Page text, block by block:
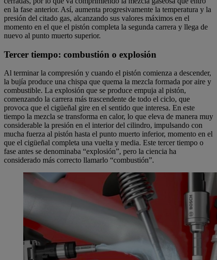
en la fase anterior. Así, aumenta progresivamente la temperatura y la
presión del citado gas, alcanzando sus valores máximos en el
momento en el que el pistón completa la segunda carrera y llega de
nuevo al punto muerto superior.
Tercer tiempo: combustión o explosión
Al terminar la compresión y cuando el pistón comienza a descender,
la bujía produce una chispa que quema la mezcla formada por aire y
combustible. La explosión que se produce empuja al pistón,
comenzando la carrera más trascendente de todo el ciclo, que
provoca que el cigüeñal gire en el sentido que interesa. En este
tiempo la mezcla se transforma en calor, lo que eleva de manera muy
considerable la presión en el interior del cilindro, impulsando con
mucha fuerza al pistón hasta el punto muerto inferior, momento en el
que el cigüeñal completa una vuelta y media. Este tercer tiempo o
fase antes se denominaba “explosión”, pero la ciencia ha
considerado más correcto llamarlo “combustión”.